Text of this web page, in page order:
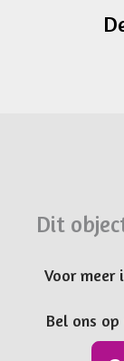
Dit
Voor
Bel ons op